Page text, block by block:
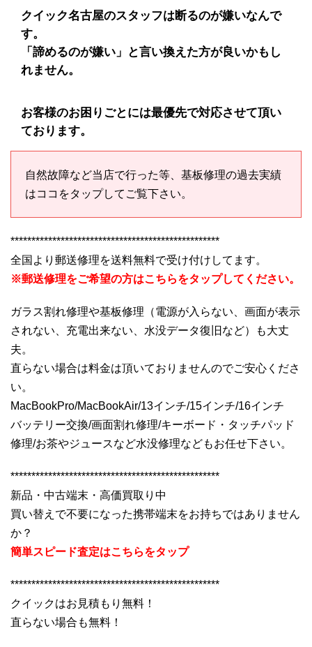
クイック名古屋のスタッフは断るのが嫌いなんで
す。
「諦めるのが嫌い」と言い換えた方が良いかもし
れません。
お客様のお困りごとには最優先で対応させて頂い
ております。
自然故障など当店で行った等、基板修理の過去実績
はココをタップしてご覧下さい。
**************************************************
全国より郵送修理を送料無料で受け付けしてます。
※郵送修理をご希望の方はこちらをタップしてください。
ガラス割れ修理や基板修理（電源が入らない、画面が表示
されない、充電出来ない、水没データ復旧など）も大丈
夫。
直らない場合は料金は頂いておりませんのでご安心くださ
い。
MacBookPro/MacBookAir/13インチ/15インチ/16インチ
バッテリー交換/画面割れ修理/キーボード・タッチパッド
修理/お茶やジュースなど水没修理などもお任せ下さい。
**************************************************
新品・中古端末・高価買取り中
買い替えで不要になった携帯端末をお持ちではありません
か？
簡単スピード査定はこちらをタップ
**************************************************
クイックはお見積もり無料！
直らない場合も無料！